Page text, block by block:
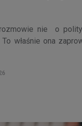
nie o
właśnie ona